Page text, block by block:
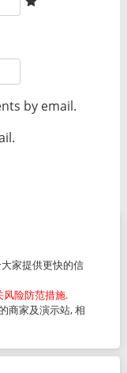
by email.
家提供更快的信
风险防范措施.
商家及演示站, 相